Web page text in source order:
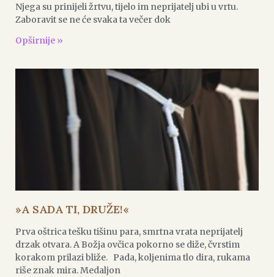
Njega su prinijeli žrtvu, tijelo im neprijatelj ubi u vrtu.
Zaboravit se ne će svaka ta večer dok
Opširnije »
»A SADA TI, DRUŽE!«
Prva oštrica tešku tišinu para, smrtna vrata neprijatelj
drzak otvara. A Božja ovčica pokorno se diže, čvrstim
korakom prilazi bliže. Pada, koljenima tlo dira, rukama
riše znak mira. Medaljon